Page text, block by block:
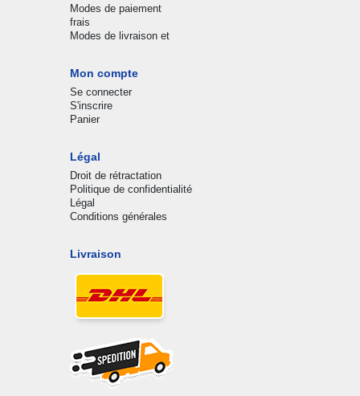
Modes de paiement
frais
Modes de livraison et
Mon compte
Se connecter
S'inscrire
Panier
Légal
Droit de rétractation
Politique de confidentialité
Légal
Conditions générales
Livraison